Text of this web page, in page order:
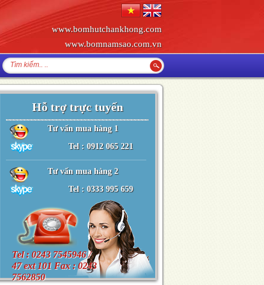
www.bomhutchankhong.com
www.bomnamsao.com.vn
Hỗ trợ trực tuyến
Tư vấn mua hàng 1
Tel : 0912 065 221
Tư vấn mua hàng 2
Tel : 0333 995 659
Tel : 0243 7545946 /
47 ext 101 Fax : 0243
7562850